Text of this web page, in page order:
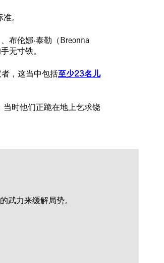
。
布伦娜·泰勒（Breonna
无寸铁。
，这当中包括至少23名儿
时他们正跪在地上乞求饶
武力来缓解局势。